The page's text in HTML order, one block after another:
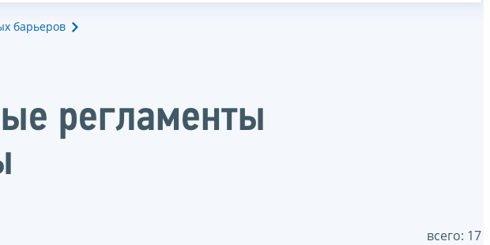
барьеров
регламенты
всего: 17